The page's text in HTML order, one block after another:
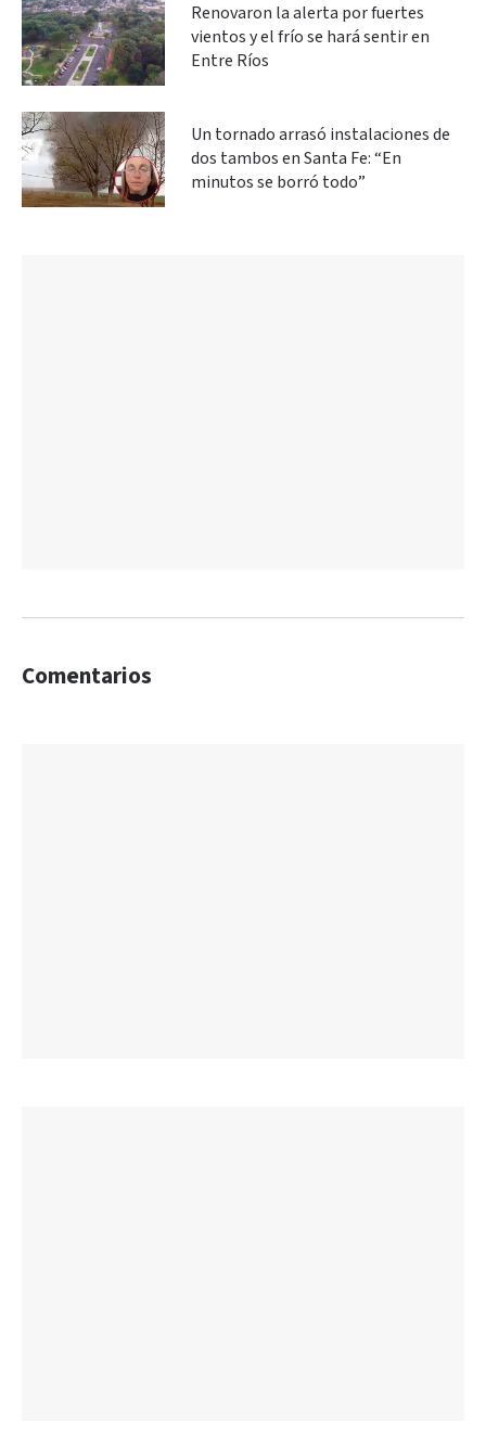
Renovaron la alerta por fuertes
vientos y el frío se hará sentir en
Entre Ríos
Un tornado arrasó instalaciones de
dos tambos en Santa Fe: “En
minutos se borró todo”
Comentarios